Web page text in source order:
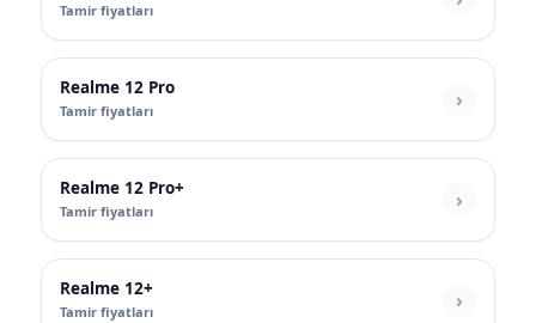
Tamir fiyatları
Realme 12 Pro
Tamir fiyatları
Realme 12 Pro+
Tamir fiyatları
Realme 12+
Tamir fiyatları